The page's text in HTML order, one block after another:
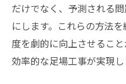
だけでなく、予測される
にします。これらの方法
度を劇的に向上させるこ
効率的な足場工事が実現し